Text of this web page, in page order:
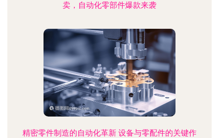
卖，自动化零部件爆款来袭
精密零件制造的自动化革新 设备与零配件的关键作